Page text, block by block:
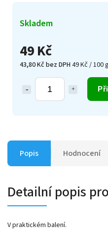
49 Kč
43,80 Kč bez DPH49 Kč / 100 g
Skladem
Popis Hodnocení
Detailní popis
V praktickém balení.